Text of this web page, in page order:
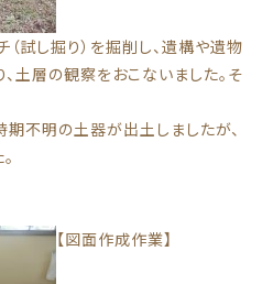
試し掘り）を掘削し、遺構や遺物
土層の観察をおこないました。そ
不明の土器が出土しましたが、
【図面作成作業】